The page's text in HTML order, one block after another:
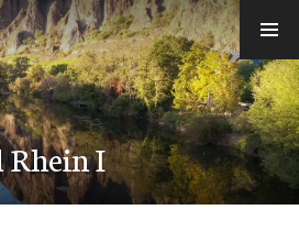
Rhein I